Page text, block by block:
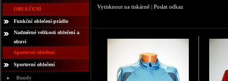
OBLEČENÍ
Funkční oblečení-prádlo
Nadměrné velikosti oblečení a
obuvi
Sportovní oblečení
Sportovní oblečení
Bundy
Vytisknout na tiskárně | Poslat odkaz